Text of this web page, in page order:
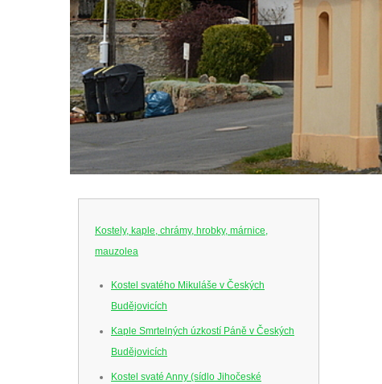
Kostely, kaple, chrámy, hrobky, márnice,
mauzolea
Kostel svatého Mikuláše v Českých
Budějovicích
Kaple Smrtelných úzkostí Páně v Českých
Budějovicích
Kostel svaté Anny (sídlo Jihočeské